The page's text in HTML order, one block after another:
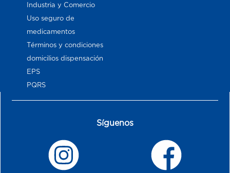
Industria y Comercio
Uso seguro de
medicamentos
Términos y condiciones
domicilios dispensación
EPS
PQRS
Síguenos